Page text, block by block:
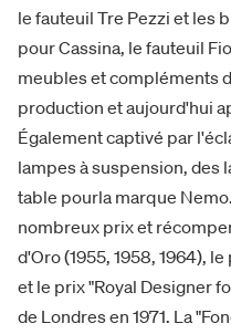
le fauteuil Tre Pezzi et les
pour Cassina, le fauteuil
meubles et compléments
production et aujourd'hui
Également captivé par
lampes à suspension, des
table pourla marque
nombreux prix et
d'Oro (1955, 1958, 1964),
et le prix "Royal Designer
de Londres en 1971. La